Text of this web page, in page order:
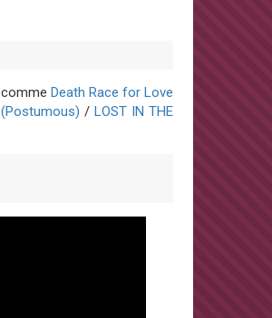
Death Race for Love
/ LOST IN THE